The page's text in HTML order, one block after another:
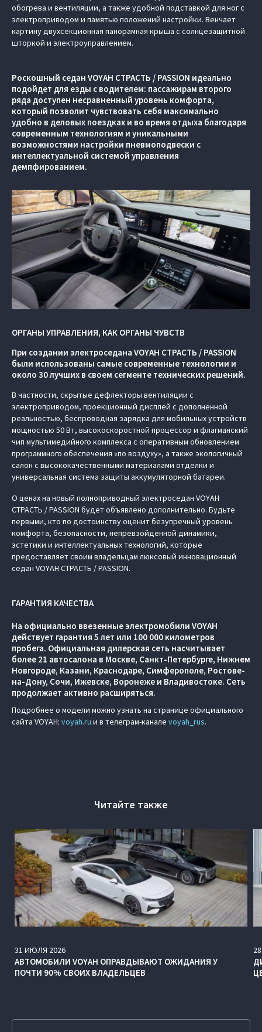
обогрева и вентиляции, а также удобной подставкой для ног с
электроприводом и памятью положений настройки. Венчает
картину двухсекционная панорамная крыша с солнцезащитной
шторкой и электроуправлением.
Роскошный седан VOYAH СТРАСТЬ / PASSION идеально
подойдет для езды с водителем: пассажирам второго
ряда доступен несравненный уровень комфорта,
который позволит чувствовать себя максимально
удобно в деловых поездках и во время отдыха благодаря
современным технологиям и уникальными
возможностями настройки пневмоподвески с
интеллектуальной системой управления
демпфированием.
ОРГАНЫ УПРАВЛЕНИЯ, КАК ОРГАНЫ ЧУВСТВ
При создании электроседана VOYAH СТРАСТЬ / PASSION
были использованы самые современные технологии и
около 30 лучших в своем сегменте технических решений.
В частности, скрытые дефлекторы вентиляции с
электроприводом, проекционный дисплей с дополненной
реальностью, беспроводная зарядка для мобильных устройств
мощностью 50 Вт, высокоскоростной процессор и флагманский
чип мультимедийного комплекса с оперативным обновлением
программного обеспечения «по воздуху», а также экологичный
салон с высококачественными материалами отделки и
универсальная система защиты аккумуляторной батареи.
О ценах на новый полноприводный электроседан VOYAH
СТРАСТЬ / PASSION будет объявлено дополнительно. Будьте
первыми, кто по достоинству оценит безупречный уровень
комфорта, безопасности, непревзойденной динамики,
эстетики и интеллектуальных технологий, которые
предоставляет своим владельцам люксовый инновационный
седан VOYAH СТРАСТЬ / PASSION.
ГАРАНТИЯ КАЧЕСТВА
На официально ввезенные электромобили VOYAH
действует гарантия 5 лет или 100 000 километров
пробега. Официальная дилерская сеть насчитывает
более 21 автосалона в Москве, Санкт-Петербурге, Нижнем
Новгороде, Казани, Краснодаре, Симферополе, Ростове-
на-Дону, Сочи, Ижевске, Воронеже и Владивостоке. Сеть
продолжает активно расширяться.
Подробнее о модели можно узнать на странице официального
сайта VOYAH: voyah.ru и в телеграм-канале voyah_rus.
Читайте также
31 ИЮЛЯ 2026
АВТОМОБИЛИ VOYAH ОПРАВДЫВАЮТ ОЖИДАНИЯ У
ПОЧТИ 90% СВОИХ ВЛАДЕЛЬЦЕВ
28